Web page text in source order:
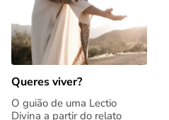
Queres viver?
O guião de uma Lectio
Divina a partir do relato